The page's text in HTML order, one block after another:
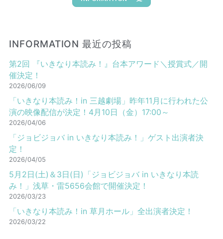
INFORMATION 最近の投稿
第2回 『いきなり本読み！』台本アワード＼授賞式／開
催決定！
2026/06/09
「いきなり本読み！in 三越劇場」昨年11月に行われた公
演の映像配信が決定！4月10日（金）17:00～
2026/04/06
「ジョビジョバ in いきなり本読み！」ゲスト出演者決
定！
2026/04/05
5月2日(土)＆3日(日)「ジョビジョバ in いきなり本読
み！」浅草・雷5656会館で開催決定！
2026/03/23
「いきなり本読み！in 草月ホール」全出演者決定！
2026/03/22